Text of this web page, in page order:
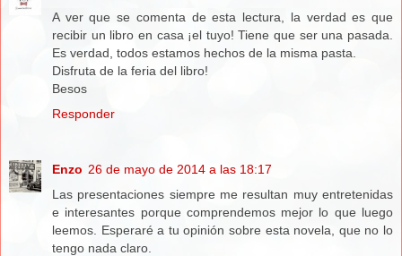
A ver que se comenta de esta lectura, la verdad es que
recibir un libro en casa ¡el tuyo! Tiene que ser una pasada.
Es verdad, todos estamos hechos de la misma pasta.
Disfruta de la feria del libro!
Besos
Responder
Enzo 26 de mayo de 2014 a las 18:17
Las presentaciones siempre me resultan muy entretenidas
e interesantes porque comprendemos mejor lo que luego
leemos. Esperaré a tu opinión sobre esta novela, que no lo
tengo nada claro.